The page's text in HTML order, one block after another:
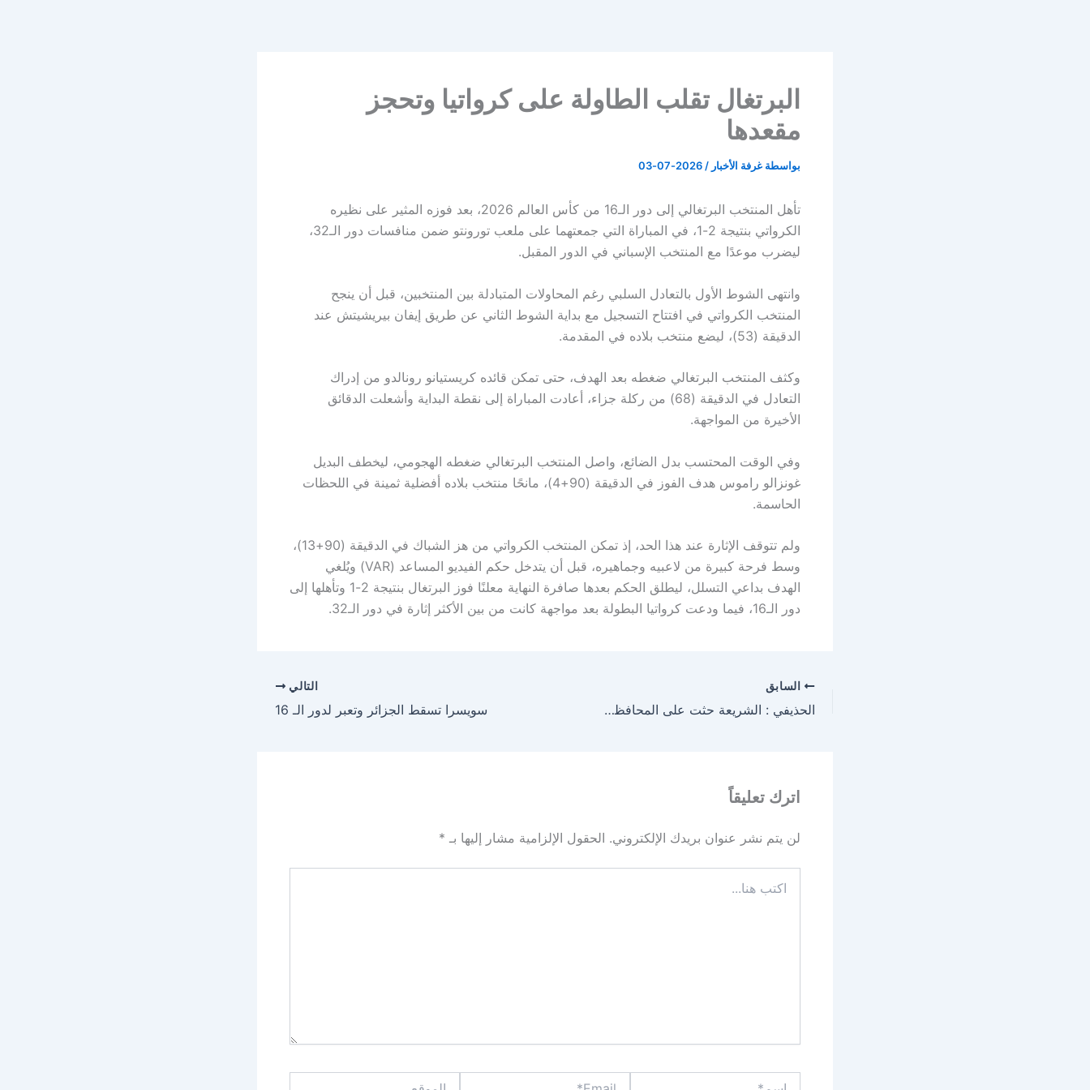
البرتغال تقلب الطاولة على كرواتيا وتحجز
مقعدها
بواسطة غرفة الأخبار /
2026-07-03
تأهل المنتخب البرتغالي إلى دور الـ16 من كأس العالم 2026، بعد فوزه المثير على نظيره
الكرواتي بنتيجة 2-1، في المباراة التي جمعتهما على ملعب تورونتو ضمن منافسات دور الـ32،
ليضرب موعدًا مع المنتخب الإسباني في الدور المقبل.
وانتهى الشوط الأول بالتعادل السلبي رغم المحاولات المتبادلة بين المنتخبين، قبل أن ينجح
المنتخب الكرواتي في افتتاح التسجيل مع بداية الشوط الثاني عن طريق إيفان بيريشيتش عند
الدقيقة (53)، ليضع منتخب بلاده في المقدمة.
وكثف المنتخب البرتغالي ضغطه بعد الهدف، حتى تمكن قائده كريستيانو رونالدو من إدراك
التعادل في الدقيقة (68) من ركلة جزاء، أعادت المباراة إلى نقطة البداية وأشعلت الدقائق
الأخيرة من المواجهة.
وفي الوقت المحتسب بدل الضائع، واصل المنتخب البرتغالي ضغطه الهجومي، ليخطف البديل
غونزالو راموس هدف الفوز في الدقيقة (90+4)، مانحًا منتخب بلاده أفضلية ثمينة في اللحظات
الحاسمة.
ولم تتوقف الإثارة عند هذا الحد، إذ تمكن المنتخب الكرواتي من هز الشباك في الدقيقة (90+13)،
وسط فرحة كبيرة من لاعبيه وجماهيره، قبل أن يتدخل حكم الفيديو المساعد (VAR) ويُلغي
الهدف بداعي التسلل، ليطلق الحكم بعدها صافرة النهاية معلنًا فوز البرتغال بنتيجة 2-1 وتأهلها إلى
دور الـ16، فيما ودعت كرواتيا البطولة بعد مواجهة كانت من بين الأكثر إثارة في دور الـ32.
السابق
الحذيفي : الشريعة حثت على المحافظة على العبادات العظيمة
التالي
سويسرا تسقط الجزائر وتعبر لدور الـ 16
اترك تعليقاً
لن يتم نشر عنوان بريدك الإلكتروني. الحقول الإلزامية مشار إليها بـ *
هنا...